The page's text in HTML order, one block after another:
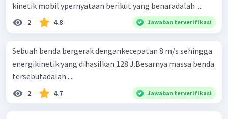
kinetik mobil ypernyataan berikut yang benaradalah ....
2 4.8 Jawaban terverifikasi
Sebuah benda bergerak dengankecepatan 8 m/s sehingga
energikinetik yang dihasilkan 128 J.Besarnya massa benda
tersebutadalah ....
2 4.7 Jawaban terverifikasi